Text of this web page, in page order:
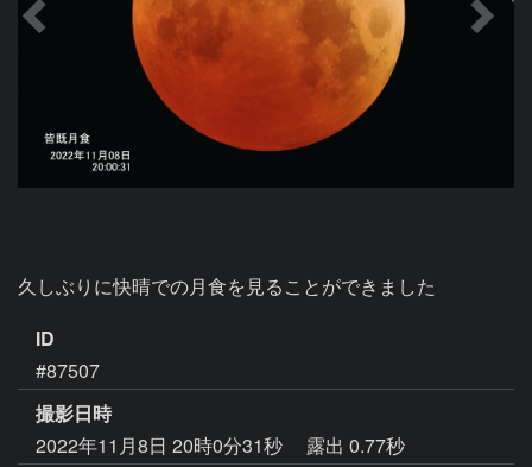
久しぶりに快晴での月食を見ることができました
ID
#87507
撮影日時
2022年11月8日 20時0分31秒
露出 0.77秒